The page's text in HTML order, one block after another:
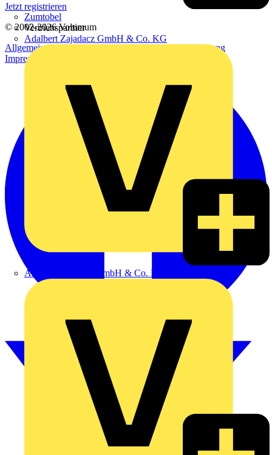
Zumtobel
Vertriebspartner
Adalbert Zajadacz GmbH & Co. KG
Alexander Bürkle GmbH & Co. KG
Jetzt registrieren
© 2002-2026Voltimum
Allgemeine GeschäftsbedingungenDatenschutzerklärung
Impressum